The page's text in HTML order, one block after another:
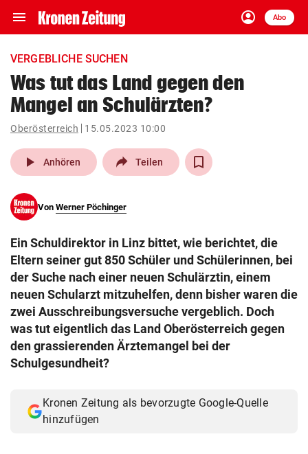
menu Navigation
ein-/ausklappen
account_circle
Anmelden
Abo
close Schließen
account_circle Anmelden
arrow_right
pin_drop
Wien arrow_right
search
eingeben
© Krone Multimedia GmbH & Co KG 2026
Muthgasse 2, 1190 Wien
VERGEBLICHE SUCHEN
Was tut das Land gegen den
Mangel an Schulärzten?
Oberösterreich 15.05.2023 10:00
play_arrow Anhören Teilen
Von Werner Pöchinger
Ein Schuldirektor in Linz bittet, wie berichtet, die
Eltern seiner gut 850 Schüler und Schülerinnen, bei
der Suche nach einer neuen Schulärztin, einem
neuen Schularzt mitzuhelfen, denn bisher waren die
zwei Ausschreibungsversuche vergeblich. Doch
was tut eigentlich das Land Oberösterreich gegen
den grassierenden Ärztemangel bei der
Schulgesundheit?
Kronen Zeitung als bevorzugte Google-Quelle
hinzufügen